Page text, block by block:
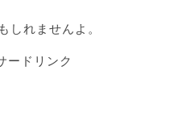
しれませんよ。
ードリンク